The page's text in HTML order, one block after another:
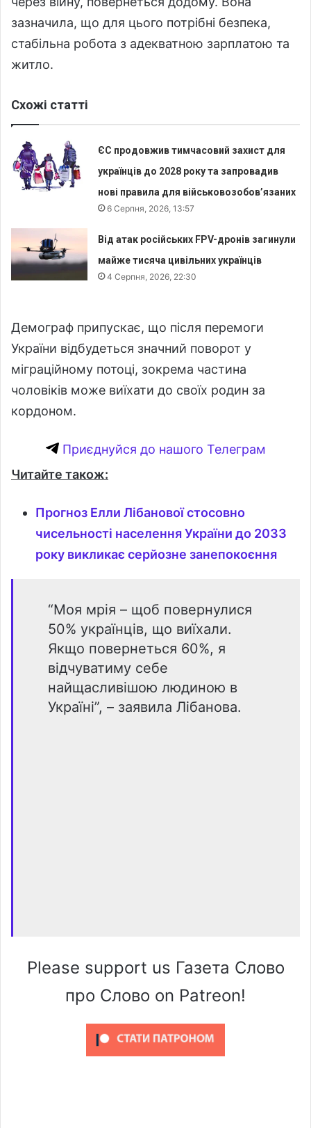
зазначила, що для цього потрібні безпека,
стабільна робота з адекватною зарплатою та
житло.
Схожі статті
ЄС продовжив тимчасовий захист для
українців до 2028 року та запровадив
нові правила для військовозобов’язаних
6 Серпня, 2026, 13:57
Від атак російських FPV-дронів загинули
майже тисяча цивільних українців
4 Серпня, 2026, 22:30
Демограф припускає, що після перемоги
України відбудеться значний поворот у
міграційному потоці, зокрема частина
чоловіків може виїхати до своїх родин за
кордоном.
Приєднуйся до нашого Телеграм
Читайте також:
Прогноз Елли Лібанової стосовно
чисельності населення України до 2033
року викликає серйозне занепокоєння
“Моя мрія – щоб повернулися
50% українців, що виїхали.
Якщо повернеться 60%, я
відчуватиму себе
найщасливішою людиною в
Україні”, – заявила Лібанова.
Please support us Газета Слово
про Слово on Patreon!